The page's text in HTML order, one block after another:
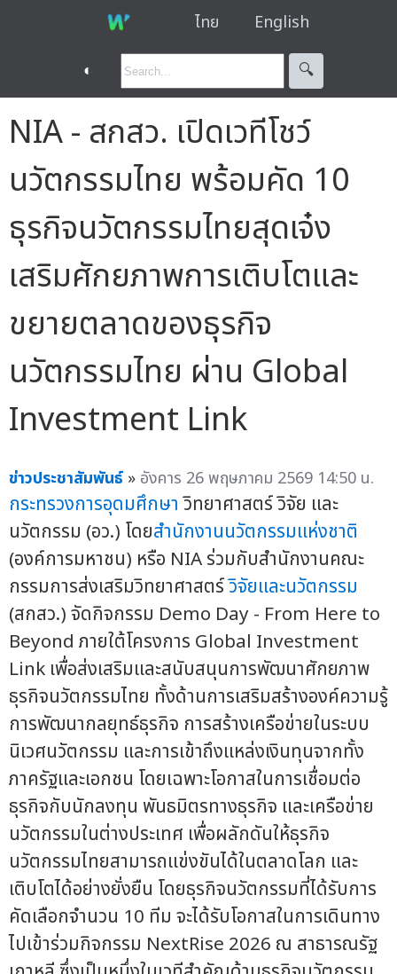
ไทย English
◐ 🔍︎
NIA - สกสว. เปิดเวทีโชว์
นวัตกรรมไทย พร้อมคัด 10
ธุรกิจนวัตกรรมไทยสุดเจ๋ง
เสริมศักยภาพการเติบโตและ
ขยายตลาดของธุรกิจ
นวัตกรรมไทย ผ่าน Global
Investment Link
ข่าวประชาสัมพันธ์ » อังคาร 26 พฤษภาคม 2569 14:50 น.
กระทรวงการอุดมศึกษาวิทยาศาสตร์ วิจัย และ
นวัตกรรม (อว.) โดยสำนักงานนวัตกรรมแห่งชาติ
(องค์การมหาชน) หรือ NIA ร่วมกับสำนักงานคณะ
กรรมการส่งเสริมวิทยาศาสตร์วิจัยและนวัตกรรม
(สกสว.) จัดกิจกรรม Demo Day - From Here to
Beyond ภายใต้โครงการ Global Investment
Link เพื่อส่งเสริมและสนับสนุนการพัฒนาศักยภาพ
ธุรกิจนวัตกรรมไทย ทั้งด้านการเสริมสร้างองค์ความรู้
การพัฒนากลยุทธ์ธุรกิจ การสร้างเครือข่ายในระบบ
นิเวศนวัตกรรม และการเข้าถึงแหล่งเงินทุนจากทั้ง
ภาครัฐและเอกชน โดยเฉพาะโอกาสในการเชื่อมต่อ
ธุรกิจกับนักลงทุน พันธมิตรทางธุรกิจ และเครือข่าย
นวัตกรรมในต่างประเทศ เพื่อผลักดันให้ธุรกิจ
นวัตกรรมไทยสามารถแข่งขันได้ในตลาดโลก และ
เติบโตได้อย่างยั่งยืน โดยธุรกิจนวัตกรรมที่ได้รับการ
คัดเลือกจำนวน 10 ทีม จะได้รับโอกาสในการเดินทาง
ไปเข้าร่วมกิจกรรม NextRise 2026 ณ สาธารณรัฐ